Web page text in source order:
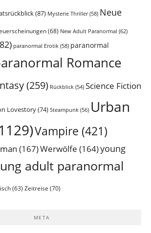
(87) Mysterie Thriller(58) Neue
(68) New Adult Paranormal (62)
paranormal Erotik (58) paranormal
Romance
(259) Rückblick (54) Science Fiction
Lovestory(74) Steampunk (56) Urban
Vampire (421)
(167)Werwölfe (164)young
adult paranormal
(63) Zeitreise (70)
META